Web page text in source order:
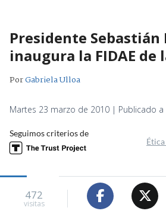
Presidente Sebastián
inaugura la FIDAE de
PorGabriela Ulloa
Martes 23 marzo de 2010 | Publicado a
Seguimos criterios de
472
visitas